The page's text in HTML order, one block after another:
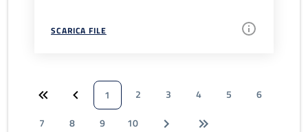
SCARICA FILE
1 2 3 4 5
6
7
8 9 10